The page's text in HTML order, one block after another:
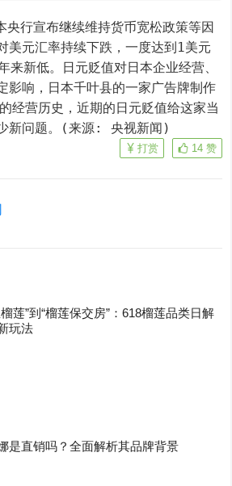
美元汇率持续下跌，一度达到1美元
来新低。日元贬值对日本企业经营、
影响，日本千叶县的一家广告牌制作
经营历史，近期的日元贬值给这家当
新问题。(来源: 央视新闻)
14 赞
打赏
榴莲”到“榴莲保交房”：618榴莲品类日解
玩法
是直销吗？全面解析其品牌背景